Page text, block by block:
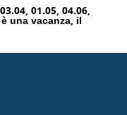
01.05, 04.06,
una vacanza, il